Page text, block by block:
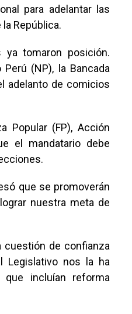
para adelantar las
República.
ya tomaron posición.
(NP), la Bancada
adelanto de comicios
Popular (FP), Acción
el mandatario debe
que se promoverán
nuestra meta de
cuestión de confianza
Legislativo nos la ha
incluían reforma